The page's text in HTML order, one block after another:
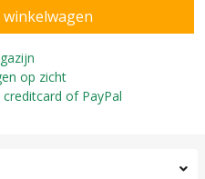
op zicht
of PayPal